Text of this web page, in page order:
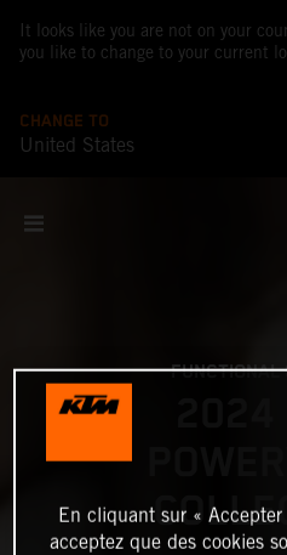
It looks like you are not on your
you like to change to your current
CHANGE TO
United States
FUNCTIONAL
En cliquant sur «
acceptez que des cookies